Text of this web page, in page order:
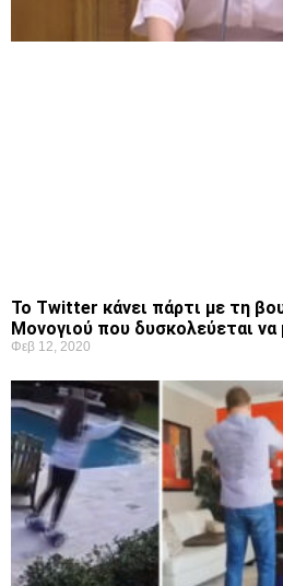
Το Twitter κάνει πάρτι με τη
Μονογιού που δυσκολεύεται να
Φεβ 12, 2020